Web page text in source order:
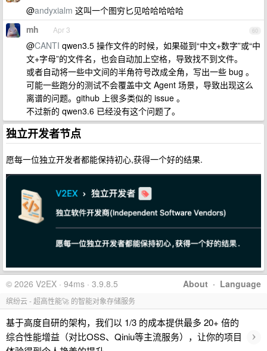
@andyxialm 这叫一个图穷匕见哈哈哈哈哈
60
mh Apr 3
@CANTI qwen3.5 操作文件的时候，如果碰到“中文+数字”或“中
文+字母”的文件名，也会自动加上空格，导致找不到文件。
或者自动将一些中文间的半角符号改成全角，写出一些 bug 。
可能一些跑分的测试不会覆盖中文 Agent 场景，导致出现这么
离谱的问题。github 上很多类似的 issue 。
不过新的 qwen3.6 已经没有这个问题了。
独立开发者节点
愿每一位独立开发者都能保持初心,获得一个好的结果.
About · Language
© 2026 V2EX · 94ms · 3.9.8.5
缤纷云 - 超高性能🚀 的智能对象存储服务
基于高度自研的架构，我们以 1/3 的成本提供最多 20+ 倍的
综合性能增益（对比OSS、Qiniu等主流服务），让你的项目
›